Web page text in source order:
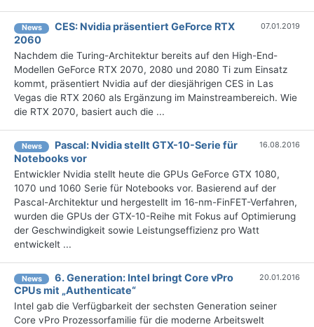
News
CES: Nvidia präsentiert GeForce RTX
2060
07.01.2019
Nachdem die Turing-Architektur bereits auf den High-End-
Modellen GeForce RTX 2070, 2080 und 2080 Ti zum Einsatz
kommt, präsentiert Nvidia auf der diesjährigen CES in Las
Vegas die RTX 2060 als Ergänzung im Mainstreambereich. Wie
die RTX 2070, basiert auch die ...
News
Pascal: Nvidia stellt GTX-10-Serie für
Notebooks vor
16.08.2016
Entwickler Nvidia stellt heute die GPUs GeForce GTX 1080,
1070 und 1060 Serie für Notebooks vor. Basierend auf der
Pascal-Architektur und hergestellt im 16-nm-FinFET-Verfahren,
wurden die GPUs der GTX-10-Reihe mit Fokus auf Optimierung
der Geschwindigkeit sowie Leistungseffizienz pro Watt
entwickelt ...
News
6. Generation: Intel bringt Core vPro
CPUs mit „Authenticate“
20.01.2016
Intel gab die Verfügbarkeit der sechsten Generation seiner
Core vPro Prozessorfamilie für die moderne Arbeitswelt